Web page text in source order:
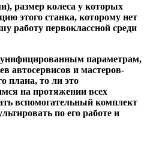
размер колеса у которых
этого станка, которому нет
работу первоклассной среди
унифицированным параметрам,
автосервисов и мастеров-
плана, то ли это
на протяжении всех
вспомогательный комплект
по его работе и